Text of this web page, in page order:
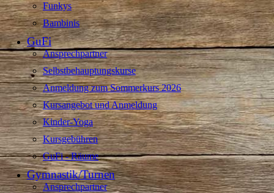
Funkys
Bambinis
GuFi
Ansprechpartner
Selbstbehauptungskurse
Anmeldung zum Sommerkurs 2026
Kursangebot und Anmeldung
Kinder-Yoga
Kursgebühren
GuFi - Räume
Gymnastik/Turnen
Ansprechpartner